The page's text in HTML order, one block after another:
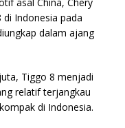
Indonesia pada
dalam ajang
Tiggo 8 menjadi
relatif terjangkau
di Indonesia.